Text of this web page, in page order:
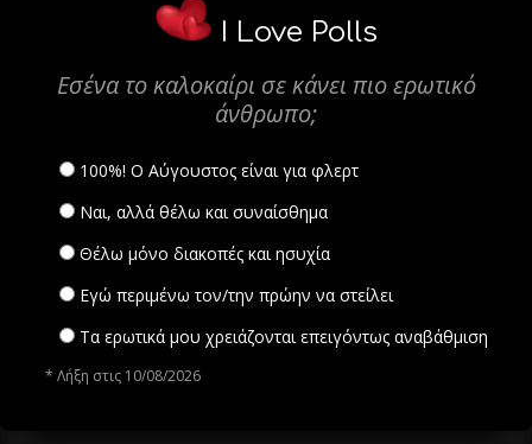
I Love Polls
Εσένα το καλοκαίρι σε κάνει πιο ερωτικό
άνθρωπο;
100%! Ο Αύγουστος είναι για φλερτ
Ναι, αλλά θέλω και συναίσθημα
Θέλω μόνο διακοπές και ησυχία
Εγώ περιμένω τον/την πρώην να στείλει
Τα ερωτικά μου χρειάζονται επειγόντως αναβάθμιση
* Λήξη στις 10/08/2026